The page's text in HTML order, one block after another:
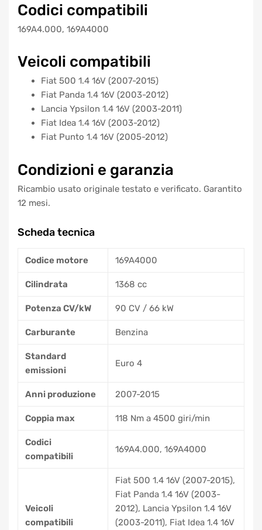
Codici compatibili
169A4.000, 169A4000
Veicoli compatibili
Fiat 500 1.4 16V (2007-2015)
Fiat Panda 1.4 16V (2003-2012)
Lancia Ypsilon 1.4 16V (2003-2011)
Fiat Idea 1.4 16V (2003-2012)
Fiat Punto 1.4 16V (2005-2012)
Condizioni e garanzia
Ricambio usato originale testato e verificato. Garantito
12 mesi.
Scheda tecnica
Codice motore 169A4000
Cilindrata 1368 cc
Potenza CV/kW 90 CV / 66 kW
Carburante Benzina
Standard
emissioni
Euro 4
Anni produzione 2007-2015
Coppia max 118 Nm a 4500 giri/min
Codici
compatibili
169A4.000, 169A4000
Veicoli
compatibili
Fiat 500 1.4 16V (2007-2015),
Fiat Panda 1.4 16V (2003-
2012), Lancia Ypsilon 1.4 16V
(2003-2011), Fiat Idea 1.4 16V